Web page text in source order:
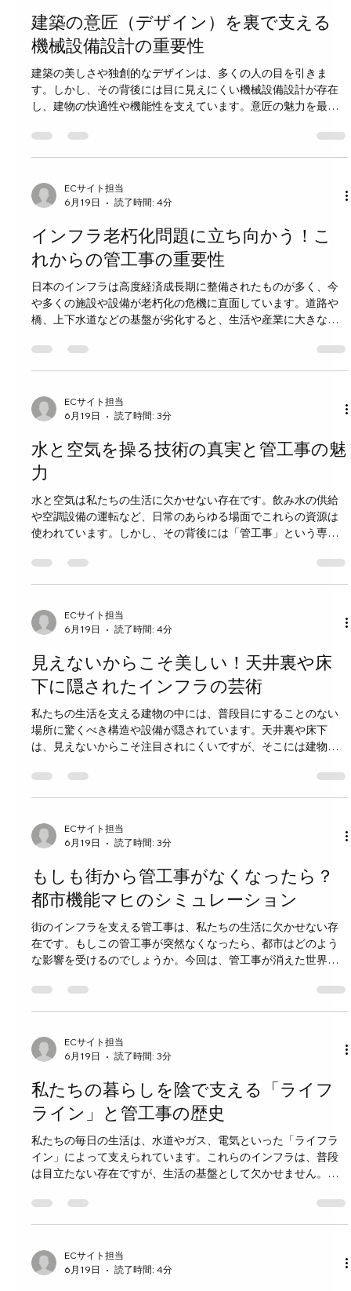
時間や資材の浪費を防ぎます。 品質管理 使用する材料や施工方
法が設計図通りであるかを確認し、基準を満たしているかをチ
ェックします。 安全管理 現場の安全対策を徹底し、事故や怪我
を防ぐための指導や監督を行います。 工程管理 工事の進捗状況
を把握し、遅れが出ないように調整します。必要に応じて関係
者と連携し、問題解決にあたります。 コスト管理 予算内で工事
建築の意匠（デザイン）を裏で支える
機械設備設計の重要性
建築の美しさや独創的なデザインは、多くの人の目を引きま
す。しかし、その背後には目に見えにくい機械設備設計が存在
し、建物の快適性や機能性を支えています。意匠の魅力を最大
組み込むことが欠かせません。この記事では、建築の意匠を裏
で支える機械設備設計の重要性について具体的に解説します。
水、換気、暖房、冷房、電気設備などのシステムを計画・設計
する工程です。これらの設備は建物の快適性や安全性を確保
快適に過ごせる空調システムや、適切な換気による空気の質の
維持は、機械設備設計の成果です。 意匠デザインと機械設備設
計の関係 建築の意匠は、外観や内装の美しさ、空間の使い勝手
を追求します。しかし、これらのデザインが実現するために
は、機械設備の配置や性能が密接に関わっています。例えば、
ガラス張りの大きな窓を持つ建物では、日射熱の影響を考慮し
設備設計
ECサイト担当
6月19日
読了時間: 4分
インフラ老朽化問題に立ち向かう！こ
れからの管工事の重要性
日本のインフラは高度経済成長期に整備されたものが多く、今
や多くの施設や設備が老朽化の危機に直面しています。道路や
橋、上下水道などの基盤が劣化すると、生活や産業に大きな影
せない役割を担っており、これからの社会においてますます重
要性が高まっています。 このブログでは、インフラ老朽化の現
て具体的に解説します。 インフラ老朽化の現状と課題 日本のイ
ンフラの多くは1960年代から1970年代にかけて建設されまし
のも少なくありません。例えば、国土交通省の調査によると、
全国の橋梁の約3割が老朽化の指標を超えていると報告されてい
ます。 老朽化が進むと、以下のような問題が発生します。 安全
性の低下 劣化した橋やトンネルは崩落のリスクが高まり、事故
につながる恐れがあります。 維持管理コストの増加 修繕や補修
にかかる費用が増え、財政負担が重くなります。 生活や経済活
ECサイト担当
6月19日
読了時間: 3分
水と空気を操る技術の真実と管工事の魅
力
水と空気は私たちの生活に欠かせない存在です。飲み水の供給
や空調設備の運転など、日常のあらゆる場面でこれらの資源は
使われています。しかし、その背後には「管工事」という専門
ます。今回は、管工事の世界に焦点を当て、その奥深さと魅力
を探ってみましょう。 管工事とは何か 管工事は、水や空気を運
給排水設備、空調システム、ガス配管などが含まれます。これ
らの設備は、私たちの生活の快適さと安全を支える重要な役割
のダクトに問題があったりすると、生活や業務に大きな支障が
出ます。管工事の技術者は、こうしたトラブルを未然に防ぎ、
快適な環境を維持するために日々努力しています。 水の流れを
制御する技術 水は液体であるため、配管内での流れ方や圧力の
管理が非常に重要です。管工事では、以下のようなポイントに
注意して設計・施工が行われます。 適切な配管径の選定 水の使
ECサイト担当
6月19日
読了時間: 4分
見えないからこそ美しい！天井裏や床
下に隠されたインフラの芸術
私たちの生活を支える建物の中には、普段目にすることのない
場所に驚くべき構造や設備が隠されています。天井裏や床下
は、見えないからこそ注目されにくいですが、そこには建物の
ています。今回は、そんな隠された空間にある「インフラの芸
術」について掘り下げてみましょう。 天井裏と床下の役割とは
こには配管、電気配線、断熱材、換気ダクトなど、多様な設備
が組み込まれています。これらは建物の機能を支えるために欠
床下を通って各部屋に水を届けます。特に排水管は勾配をつけ
て設置され、スムーズな排水を実現しています。 電気配線 電気
の配線は安全性を考慮し、絶縁や保護が施されたケーブルが天
井裏や床下に隠されています。これにより、火災のリスクを減
らしつつ、見た目もすっきりと保たれています。 断熱材と換気
断熱材は床下や天井裏に敷き詰められ、室内の温度を一定に保
ECサイト担当
6月19日
読了時間: 3分
もしも街から管工事がなくなったら？
都市機能マヒのシミュレーション
街のインフラを支える管工事は、私たちの生活に欠かせない存
在です。もしこの管工事が突然なくなったら、都市はどのよう
な影響を受けるのでしょうか。今回は、管工事が消えた世界を
してみます。 管工事の役割とは何か 管工事は、水道、ガス、排
水、暖房、冷房などの配管を設置・修理する工事のことです。
かつ効率的に届ける役割を担っています。 水道管は飲料水や生
活用水を供給し、衛生環境を保つ ガス管は調理や暖房に必要な
管は建物の快適な温度管理を支える これらの配管が正常に機能
しなければ、都市の生活はすぐに混乱します。 管工事がなくな
ったら起こる具体的な問題 1. 水道の供給停止と衛生問題 管工事
がなければ、水道管の新設や修理ができません。老朽化した水
道管からの漏水や破裂が放置されると、水の供給が途絶えま
す。水が使えなくなると、飲料水不足だけでなく、トイレや洗
ECサイト担当
6月19日
読了時間: 3分
私たちの暮らしを陰で支える「ライフ
ライン」と管工事の歴史
私たちの毎日の生活は、水道やガス、電気といった「ライフラ
イン」によって支えられています。これらのインフラは、普段
は目立たない存在ですが、生活の基盤として欠かせません。特
ための重要な役割を担っています。この記事では、私たちの暮
らしを支えるライフラインの仕組みと、管工事の歴史について
は、生活に必要な基本的なインフラのことを指します。具体的
には以下のようなものがあります。 水道：飲み水や生活用水を
ECサイト担当
6月19日
読了時間: 4分